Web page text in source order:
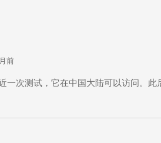
前
次测试，它在中国大陆可以访问。此